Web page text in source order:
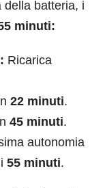
della batteria, i
minuti:
Ricarica
22 minuti.
45 minuti.
autonomia
55 minuti.